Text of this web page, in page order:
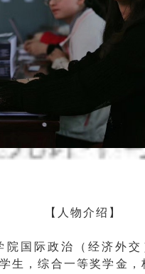
【人物介绍】
院国际政治（经济外
生，综合一等奖学金